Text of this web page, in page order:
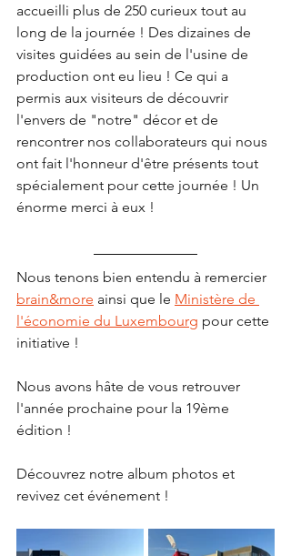
accueilli plus de 250 curieux tout au
long de la journée ! Des dizaines de
visites guidées au sein de l'usine de
production ont eu lieu ! Ce qui a
permis aux visiteurs de découvrir
l'envers de "notre" décor et de
rencontrer nos collaborateurs qui nous
ont fait l'honneur d'être présents tout
spécialement pour cette journée ! Un
énorme merci à eux !
Nous tenons bien entendu à remercier
brain&more ainsi que le Ministère de
l'économie du Luxembourg pour cette
initiative !
Nous avons hâte de vous retrouver
l'année prochaine pour la 19ème
édition !
Découvrez notre album photos et
revivez cet événement !